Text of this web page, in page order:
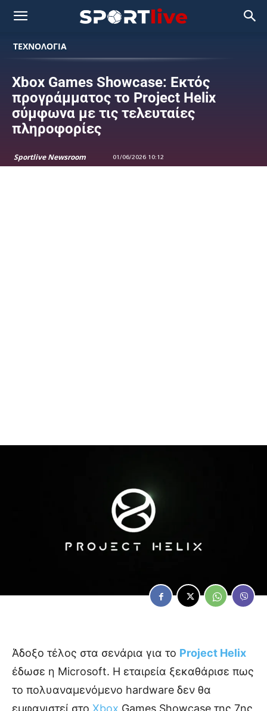
ΤΕΧΝΟΛΟΓΙΑ
Xbox Games Showcase: Εκτός
προγράμματος το Project Helix
σύμφωνα με τις τελευταίες
πληροφορίες
Sportlive Newsroom 01/06/2026 10:12
Άδοξο τέλος στα σενάρια για το Project Helix
έδωσε η Microsoft. Η εταιρεία ξεκαθάρισε πως
το πολυαναμενόμενο hardware δεν θα
εμφανιστεί στο Xbox Games Showcase της 7ης